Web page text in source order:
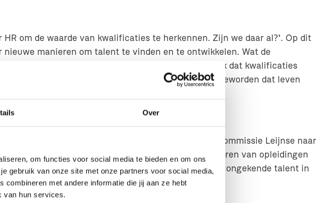
Over
om functies voor social media te bieden en om ons
gebruik van onze site met onze partners voor social media,
combineren met andere informatie die jij aan ze hebt
van hun services.
om de waarde van kwalificaties te herkennen. Zijn we daar al?’. Op dit
manieren om talent te vinden en te ontwikkelen. Wat de
‘NLQF’; een nationaal kwalificatieraamwerk dat kwalificaties
dat NLQF een centraal bindend raamwerk is geworden dat leven
ingeburgerd.
het feit dat het NLQF 12,5 jaar geleden door de commissie Leijnse naar
10 oktober en een diner pensant met onze eigenaren van opleidingen
het NLQF: als instrument voor LLO, o.a. voor het ongekende talent in